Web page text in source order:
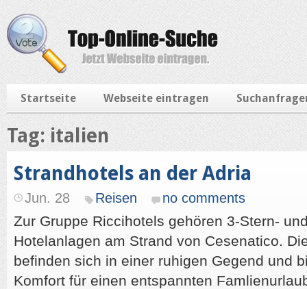
Startseite Webseite eintragen
Tag: italien
Strandhotels an der Adria
Jun. 28 Reisen no comments
Zur Gruppe Riccihotels gehören 3-Stern-
Hotelanlagen am Strand von Cesenatico.
befinden sich in einer ruhigen Gegend und
Komfort für einen entspannten